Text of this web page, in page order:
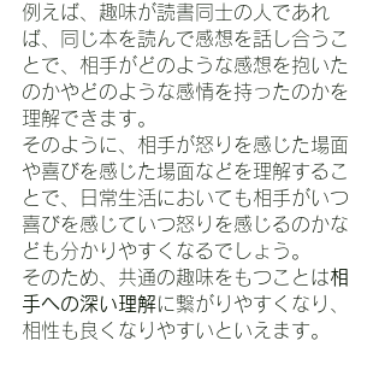
例えば、趣味が読書同士の人であれ
ば、同じ本を読んで感想を話し合うこ
とで、相手がどのような感想を抱いた
のかやどのような感情を持ったのかを
理解できます。
そのように、相手が怒りを感じた場面
や喜びを感じた場面などを理解するこ
とで、日常生活においても相手がいつ
喜びを感じていつ怒りを感じるのかな
ども分かりやすくなるでしょう。
そのため、共通の趣味をもつことは相
手への深い理解に繋がりやすくなり、
相性も良くなりやすいといえます。